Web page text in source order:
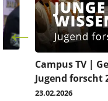
Campus TV |
Jugend forscht
23.02.2026